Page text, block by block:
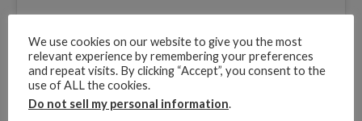
We use cookies on our website to give you the most
relevant experience by remembering your preferences
and repeat visits. By clicking “Accept”, you consent to the
use of ALL the cookies.
Do not sell my personal information.